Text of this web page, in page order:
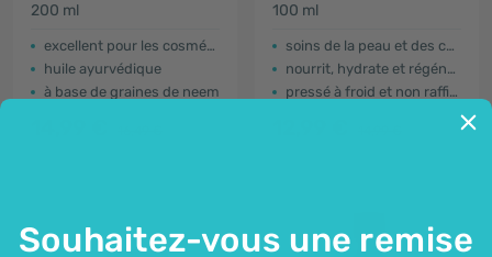
200 ml
excellent pour les cosmétiques
huile ayurvédique
à base de graines de neem
100 ml
soins de la peau et des cheveux
nourrit, hydrate et régénère
pressé à froid et non raffiné
Souhaitez-vous une remise